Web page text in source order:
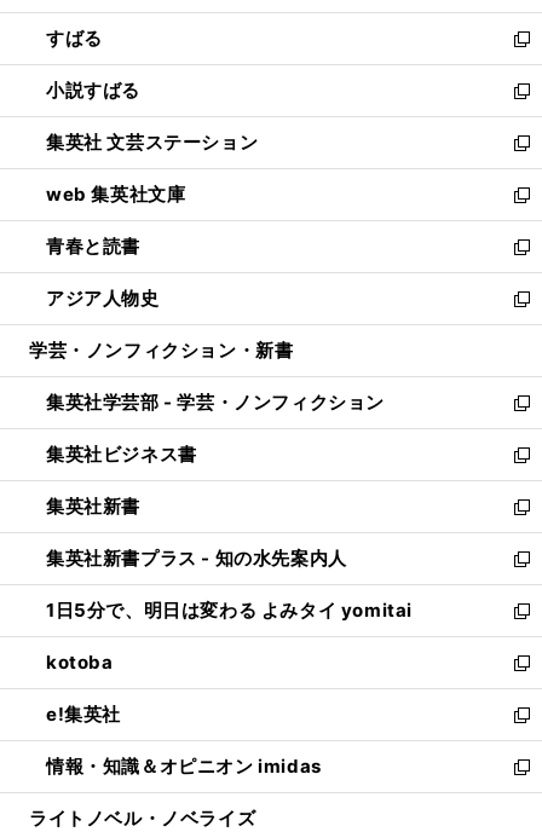
開
く
ウ
で
開
く
ン
ド
ウ
で
開
く
すばる
新
し
い
ウ
ィ
ン
ド
ウ
で
開
く
小説すばる
新
し
い
ウ
ィ
ン
ド
ウ
で
開
集英社 文芸ステーション
新
し
い
ウ
ィ
ン
ド
ウ
開
く
web 集英社文庫
新
し
い
ウ
ィ
ン
ウ
で
開
く
青春と読書
新
し
い
ウ
ン
ド
ウ
で
開
く
アジア人物史
新
し
ウ
ィ
ン
ド
ウ
で
開
く
学芸・ノンフィクション・新書
集英社学芸部 - 学芸・ノンフィクション
新
し
い
ウ
ィ
ン
ド
ウ
で
開
く
集英社ビジネス書
新
し
い
ウ
ィ
ン
ド
ウ
で
開
く
集英社新書
新
し
い
ウ
ィ
ン
ド
ウ
で
開
く
集英社新書プラス - 知の水先案内人
新
し
い
ウ
ィ
ン
ド
ウ
で
開
1日5分で、明日は変わる よみタイ yomitai
新
し
い
ウ
ィ
ン
ド
ウ
kotoba
新
し
い
ウ
ィ
ン
e!集英社
新
し
い
ウ
情報・知識＆オピニオン imidas
新
し
ライトノベル・ノベライズ